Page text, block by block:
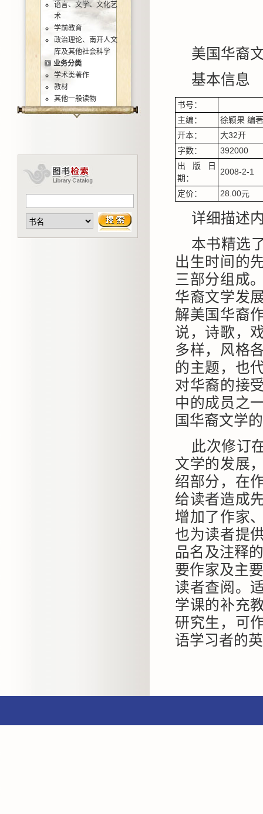
语言、文学、文化艺
术
学前教育
政治理论、南开人文
库及其他社会科学
业务分类
学术类著作
教材
其他一般读物
美国华裔
基本信息
书号：
主编：
徐颖果 编著
开本：
大32开
字数：
392000
出版日
期：
2008-2-1
定价： 28.00元
详细描述
本书精选
出生时间的
三部分组成
华裔文学发
解美国华裔
说，诗歌，
多样，风格
的主题，也
对华裔的接
中的成员之
国华裔文学
此次修订
文学的发展
绍部分，在
给读者造成
增加了作家
也为读者提
品名及注释
要作家及主
读者查阅。
学课的补充
研究生，可
语学习者的